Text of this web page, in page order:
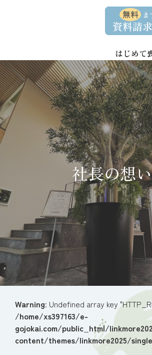
へ
ス
キ
ッ
プ
ョ
ン
に
移
動
資
求
問
い
合
わ
せ
はじめて
社長の想い
Warning: Undefined array key
/home/xs397163/e-
gojokai.com/public_html/
content/themes/linkmore2025/